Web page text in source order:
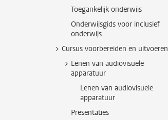
Toegankelijk onderwijs
Onderwijsgids voor inclusief
onderwijs
Cursus voorbereiden en uitvoeren
Lenen van audiovisuele
apparatuur
Lenen van audiovisuele
apparatuur
Presentaties